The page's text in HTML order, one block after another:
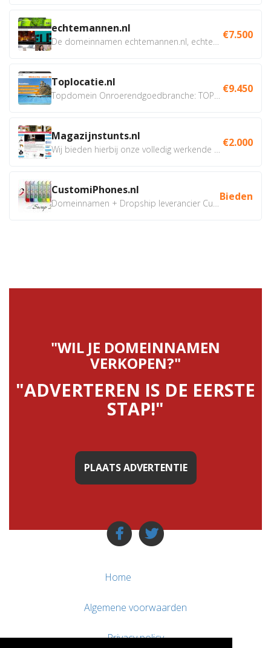
echtemannen.nl €7.500
Toplocatie.nl €9.450
Magazijnstunts.nl €2.000
CustomiPhones.nl Bieden
"WIL JE DOMEINNAMEN
VERKOPEN?"
"ADVERTEREN IS DE EERSTE
STAP!"
PLAATS ADVERTENTIE
Home
Algemene voorwaarden
Privacy policy